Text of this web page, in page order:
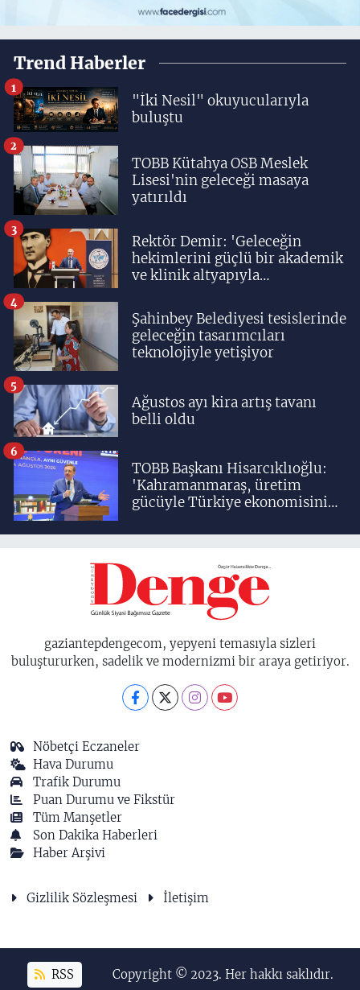
Trend Haberler
"İki Nesil" okuyucularıyla
buluştu
1
TOBB Kütahya OSB Meslek
Lisesi'nin geleceği masaya
yatırıldı
2
Rektör Demir: 'Geleceğin
hekimlerini güçlü bir akademik
ve klinik altyapıyla
3
Şahinbey Belediyesi tesislerinde
geleceğin tasarımcıları
teknolojiyle yetişiyor
4
Ağustos ayı kira artış tavanı
belli oldu
5
TOBB Başkanı Hisarcıklıoğlu:
'Kahramanmaraş, üretim
gücüyle Türkiye ekonomisinin
birisidir'
6
gaziantepdengecom, yepyeni temasıyla sizleri
buluştururken, sadelik ve modernizmi bir araya getiriyor.
Nöbetçi Eczaneler
Hava Durumu
Trafik Durumu
Puan Durumu ve Fikstür
Tüm Manşetler
Son Dakika Haberleri
Haber Arşivi
Gizlilik Sözleşmesi İletişim
RSS Copyright © 2023. Her hakkı saklıdır.